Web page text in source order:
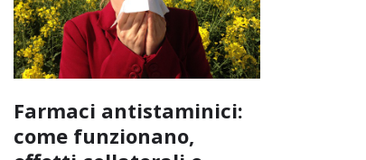
Farmaci antistaminici:
come funzionano,